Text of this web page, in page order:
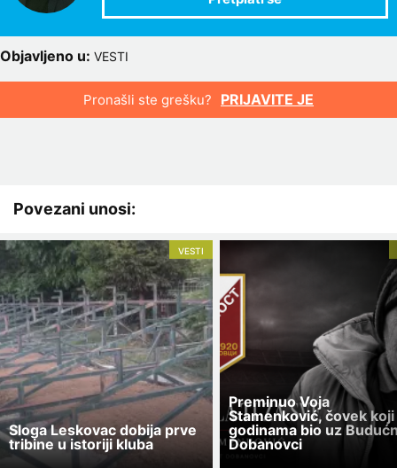
Objavljeno u: VESTI
Pronašli ste grešku? PRIJAVITE JE
Povezani unosi:
VESTI
Sloga Leskovac dobija prve
tribine u istoriji kluba
Preminuo Voja
Stamenković, čovek koji
godinama bio uz
Dobanovci